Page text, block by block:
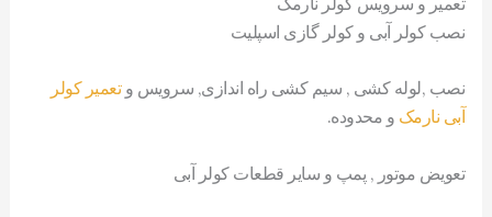
نصب کولر آبی و کولر گازی اسپلیت
نصب ,لوله کشی , سیم کشی راه اندازی, سرویس وتعمیر کولر
آبی نارمک و محدوده.
تعویض موتور , پمپ و سایر قطعات کولر آبی